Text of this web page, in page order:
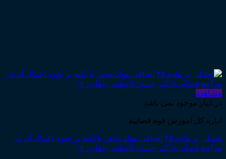
مشاهده
در انبار موجود نمی باشد
اداره کل آموزش قوه قضاییه
تحلیلی بر ماده ۴۵ الحاقی مواد مخدر با تکیه بر نحوه اعمال آن در
مراجع قضایی (دکتر حسین اعظمی چهاربرج)